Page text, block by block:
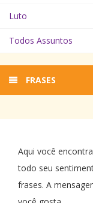
Luto
Todos Assuntos
FRASES
Aqui você
todo seu
frases. A